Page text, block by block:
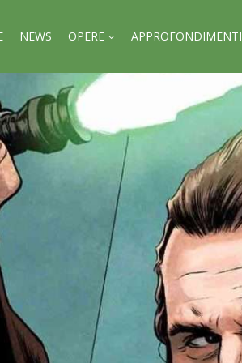
NEWS OPERE APPROFONDIMENTI